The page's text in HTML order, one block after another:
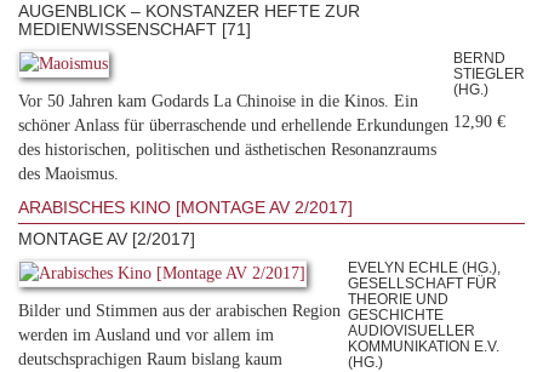
AUGENBLICK – KONSTANZER HEFTE ZUR
MEDIENWISSENSCHAFT [71]
Vor 50 Jahren kam Godards La Chinoise in die Kinos. Ein
schöner Anlass für überraschende und erhellende Erkundungen
des historischen, politischen und ästhetischen Resonanzraums
des Maoismus.
BERND
STIEGLER
(HG.)
12,90 €
ARABISCHES KINO [MONTAGE AV 2/2017]
MONTAGE AV [2/2017]
Bilder und Stimmen aus der arabischen Region
werden im Ausland und vor allem im
deutschsprachigen Raum bislang kaum
EVELYN ECHLE (HG.),
GESELLSCHAFT FÜR
THEORIE UND
GESCHICHTE
AUDIOVISUELLER
KOMMUNIKATION E.V.
(HG.)